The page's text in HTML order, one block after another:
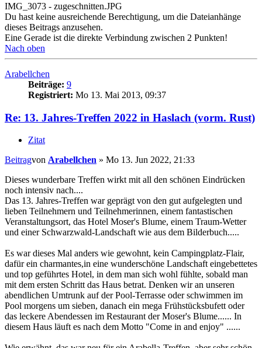
IMG_3073 - zugeschnitten.JPG
Du hast keine ausreichende Berechtigung, um die Dateianhänge
dieses Beitrags anzusehen.
Eine Gerade ist die direkte Verbindung zwischen 2 Punkten!
Nach oben
Arabellchen
Beiträge: 9
Registriert: Mo 13. Mai 2013, 09:37
Re: 13. Jahres-Treffen 2022 in Haslach (vorm. Rust)
Zitat
Beitragvon Arabellchen » Mo 13. Jun 2022, 21:33
Dieses wunderbare Treffen wirkt mit all den schönen Eindrücken
noch intensiv nach....
Das 13. Jahres-Treffen war geprägt von den gut aufgelegten und
lieben Teilnehmern und Teilnehmerinnen, einem fantastischen
Veranstaltungsort, das Hotel Moser's Blume, einem Traum-Wetter
und einer Schwarzwald-Landschaft wie aus dem Bilderbuch.....
Es war dieses Mal anders wie gewohnt, kein Campingplatz-Flair,
dafür ein charmantes,in eine wunderschöne Landschaft eingebettetes
und top geführtes Hotel, in dem man sich wohl fühlte, sobald man
mit dem ersten Schritt das Haus betrat. Denken wir an unseren
abendlichen Umtrunk auf der Pool-Terrasse oder schwimmen im
Pool morgens um sieben, danach ein mega Frühstücksbufett oder
das leckere Abendessen im Restaurant der Moser's Blume...... In
diesem Haus läuft es nach dem Motto "Come in and enjoy" ......